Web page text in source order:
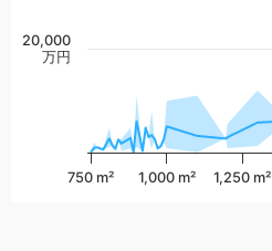
750 m² 1,000 m² 1,250 m²
20,000
万円